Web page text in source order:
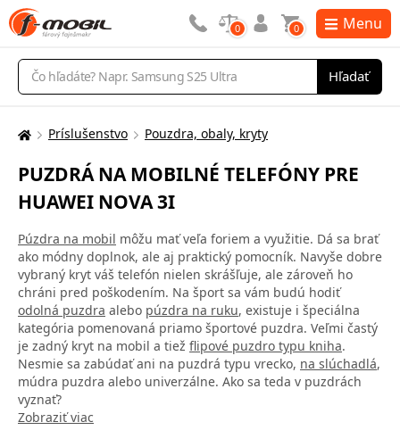
Vyhľadávanie
Hľadať
0 0 Menu
Tu
nachádzate:
Príslušenstvo Pouzdra, obaly, kryty
PUZDRÁ NA MOBILNÉ TELEFÓNY PRE
HUAWEI NOVA 3I
Púzdra na mobil môžu mať veľa foriem a využitie. Dá sa brať
ako módny doplnok, ale aj praktický pomocník. Navyše dobre
vybraný kryt váš telefón nielen skrášľuje, ale zároveň ho
chráni pred poškodením. Na šport sa vám budú hodiť
odolná puzdra alebo púzdra na ruku, existuje i špeciálna
kategória pomenovaná priamo športové puzdra. Veľmi častý
je zadný kryt na mobil a tiež flipové puzdro typu kniha.
Nesmie sa zabúdať ani na puzdrá typu vrecko, na slúchadlá,
múdra puzdra alebo univerzálne. Ako sa teda v puzdrách
vyznať?
Zobraziť viac